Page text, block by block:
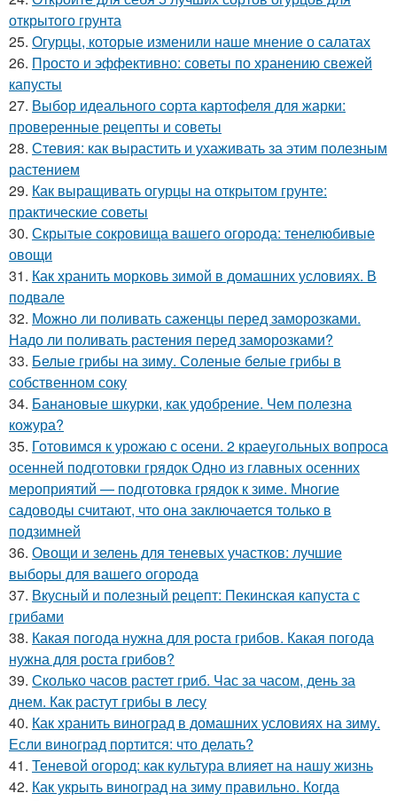
открытого грунта
25. Огурцы, которые изменили наше мнение о салатах
26. Просто и эффективно: советы по хранению свежей
капусты
27. Выбор идеального сорта картофеля для жарки:
проверенные рецепты и советы
28. Стевия: как вырастить и ухаживать за этим полезным
растением
29. Как выращивать огурцы на открытом грунте:
практические советы
30. Скрытые сокровища вашего огорода: тенелюбивые
овощи
31. Как хранить морковь зимой в домашних условиях. В
подвале
32. Можно ли поливать саженцы перед заморозками.
Надо ли поливать растения перед заморозками?
33. Белые грибы на зиму. Соленые белые грибы в
собственном соку
34. Банановые шкурки, как удобрение. Чем полезна
кожура?
35. Готовимся к урожаю с осени. 2 краеугольных вопроса
осенней подготовки грядок Одно из главных осенних
мероприятий — подготовка грядок к зиме. Многие
садоводы считают, что она заключается только в
подзимней
36. Овощи и зелень для теневых участков: лучшие
выборы для вашего огорода
37. Вкусный и полезный рецепт: Пекинская капуста с
грибами
38. Какая погода нужна для роста грибов. Какая погода
нужна для роста грибов?
39. Сколько часов растет гриб. Час за часом, день за
днем. Как растут грибы в лесу
40. Как хранить виноград в домашних условиях на зиму.
Если виноград портится: что делать?
41. Теневой огород: как культура влияет на нашу жизнь
42. Как укрыть виноград на зиму правильно. Когда